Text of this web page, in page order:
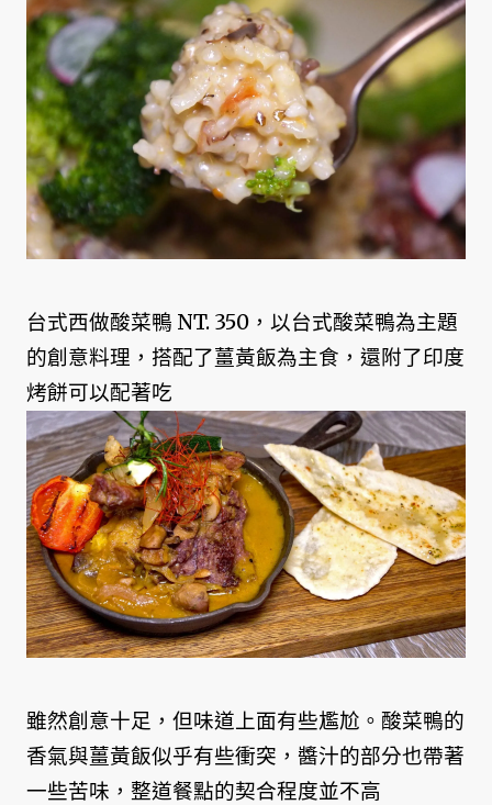
台式西做酸菜鴨 NT. 350，以台式酸菜鴨為主題
的創意料理，搭配了薑黃飯為主食，還附了印度
烤餅可以配著吃
雖然創意十足，但味道上面有些尷尬。酸菜鴨的
香氣與薑黃飯似乎有些衝突，醬汁的部分也帶著
一些苦味，整道餐點的契合程度並不高